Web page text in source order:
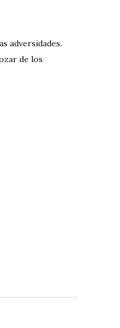
adversidades.
de los